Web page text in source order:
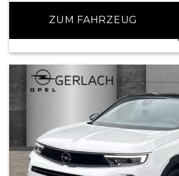
ZUM FAHRZEUG